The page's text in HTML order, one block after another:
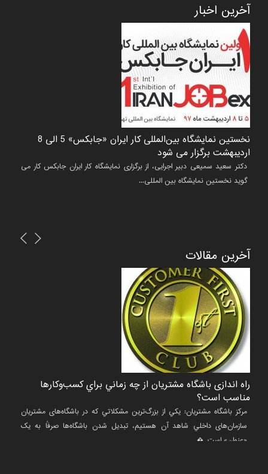
آخرین اخبار
نخستین نمایشگاه بین‌المللی کار ایران «جابکس» 5 الی 8
اردیبهشت برگزار می شود
دکتر سعید سمیعی دبیر اجرایی، از برگزاری نمایشگاه کار ایران جابکس کار می
گوید نخستین نمایشگاه بین المللی...
آخرین مقالات
راه اندازی باشگاه مشتريان از چه زماني براي کسب‌وکارها
مناسب است؟
مرکز باشگاه مشتریان: يکي از بزرگ‌ترین مشکلاتي که در باشگاه‌های مشتريان
سازمان‌های داخلي شاهد آن هستيم، تبديل شدن باشگاه‌ها صرفاً به يک
«عنوان» است. �...